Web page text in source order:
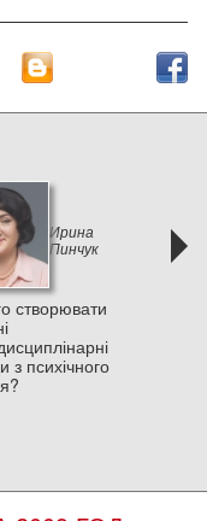
Ирина
Пинчук
створювати
з психічного